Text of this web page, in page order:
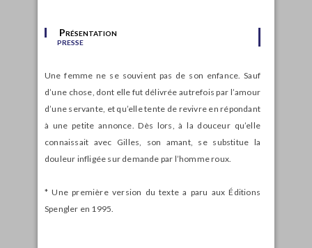
Présentation
presse
Une femme ne se souvient pas de son enfance. Sauf
d’une chose, dont elle fut délivrée autrefois par l’amour
d’une servante, et qu’elle tente de revivre en répondant
à une petite annonce. Dès lors, à la douceur qu’elle
connaissait avec Gilles, son amant, se substitue la
douleur infligée sur demande par l’homme roux.
* Une première version du texte a paru aux Éditions
Spengler en 1995.